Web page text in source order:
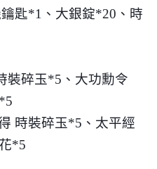
匙*1 、大銀錠*20 、時
裝碎玉*5 、大功勳令
*5
時裝碎玉*5 、太平經
*5